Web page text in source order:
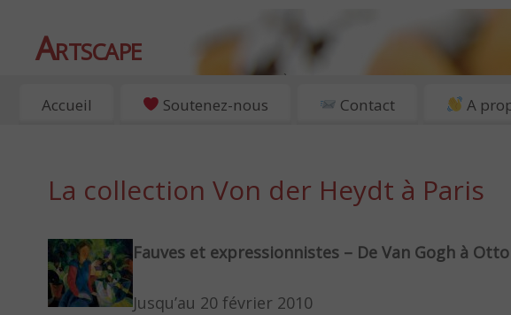
Artscape
EXPOSITIONS, ART ET CULTURE À PARIS
Accueil Soutenez-nous Contact A
La collection Von der Heydt à Paris
Fauves et expressionnistes – De Van Gogh à
Jusqu’au 20 février 2010